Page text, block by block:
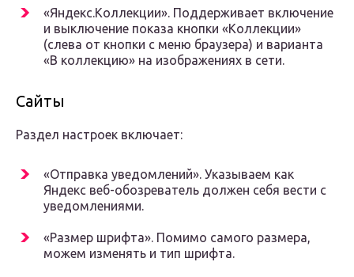
«Яндекс.Коллекции». Поддерживает включение
и выключение показа кнопки «Коллекции»
(слева от кнопки с меню браузера) и варианта
«В коллекцию» на изображениях в сети.
Сайты
Раздел настроек включает:
«Отправка уведомлений». Указываем как
Яндекс веб-обозреватель должен себя вести с
уведомлениями.
«Размер шрифта». Помимо самого размера,
можем изменять и тип шрифта.